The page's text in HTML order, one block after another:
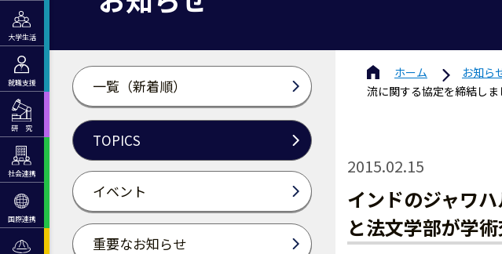
大学生活
就職支援
研 究
社会連携
国際連携
一覧（新着順）
TOPICS
イベント
重要なお知らせ
ホーム お知ら
流に関する協定を締結しま
2015.02.15
インドのジャワ
と法文学部が学